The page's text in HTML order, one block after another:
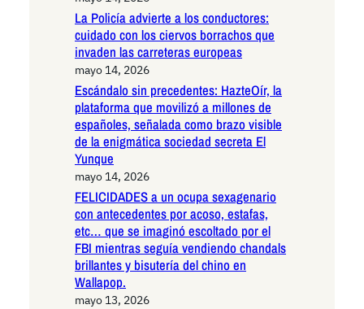
La Policía advierte a los conductores:
cuidado con los ciervos borrachos que
invaden las carreteras europeas
mayo 14, 2026
Escándalo sin precedentes: HazteOír, la
plataforma que movilizó a millones de
españoles, señalada como brazo visible
de la enigmática sociedad secreta El
Yunque
mayo 14, 2026
FELICIDADES a un ocupa sexagenario
con antecedentes por acoso, estafas,
etc… que se imaginó escoltado por el
FBI mientras seguía vendiendo chandals
brillantes y bisutería del chino en
Wallapop.
mayo 13, 2026